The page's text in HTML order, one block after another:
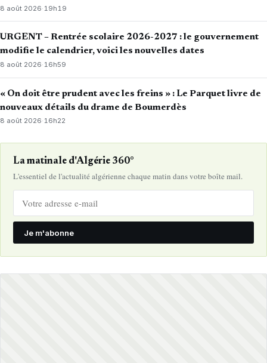
8 août 2026· 19h19
URGENT – Rentrée scolaire 2026-2027 : le gouvernement
modifie le calendrier, voici les nouvelles dates
8 août 2026·16h59
« On doit être prudent avec les freins » : Le Parquet livre de
nouveaux détails du drame de Boumerdès
8 août 2026·16h22
La matinale d'Algérie 360°
L'essentiel de l'actualité algérienne chaque matin dans votre boîte mail.
Je m'abonne